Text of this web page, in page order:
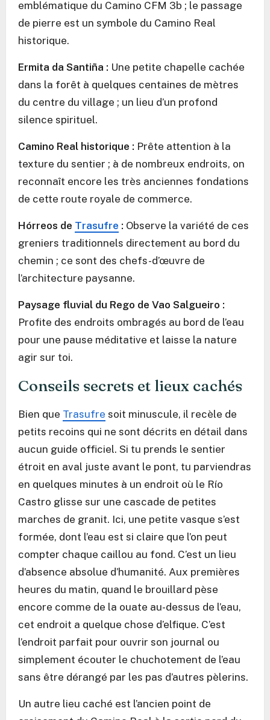
emblématique du Camino CFM 3b ; le passage
de pierre est un symbole du Camino Real
historique.
Ermita da Santiña : Une petite chapelle cachée
dans la forêt à quelques centaines de mètres
du centre du village ; un lieu d’un profond
silence spirituel.
Camino Real historique : Prête attention à la
texture du sentier ; à de nombreux endroits, on
reconnaît encore les très anciennes fondations
de cette route royale de commerce.
Hórreos de Trasufre : Observe la variété de ces
greniers traditionnels directement au bord du
chemin ; ce sont des chefs-d’œuvre de
l’architecture paysanne.
Paysage fluvial du Rego de Vao Salgueiro :
Profite des endroits ombragés au bord de l’eau
pour une pause méditative et laisse la nature
agir sur toi.
Conseils secrets et lieux cachés
Bien que Trasufre soit minuscule, il recèle de
petits recoins qui ne sont décrits en détail dans
aucun guide officiel. Si tu prends le sentier
étroit en aval juste avant le pont, tu parviendras
en quelques minutes à un endroit où le Río
Castro glisse sur une cascade de petites
marches de granit. Ici, une petite vasque s’est
formée, dont l’eau est si claire que l’on peut
compter chaque caillou au fond. C’est un lieu
d’absence absolue d’humanité. Aux premières
heures du matin, quand le brouillard pèse
encore comme de la ouate au-dessus de l’eau,
cet endroit a quelque chose d’elfique. C’est
l’endroit parfait pour ouvrir son journal ou
simplement écouter le chuchotement de l’eau
sans être dérangé par les pas d’autres pèlerins.
Un autre lieu caché est l’ancien point de